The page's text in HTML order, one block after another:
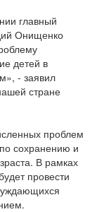
главный
Онищенко
детей в
- заявил
стране
проблем
сохранению и
В рамках
провести